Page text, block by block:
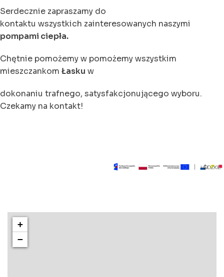
Serdecznie zapraszamy do
kontaktu wszystkich zainteresowanych naszymi
pompami ciepła.
Chętnie pomożemy w pomożemy wszystkim
mieszczankom Łasku w
dokonaniu trafnego, satysfakcjonującego wyboru.
Czekamy na kontakt!
+
−